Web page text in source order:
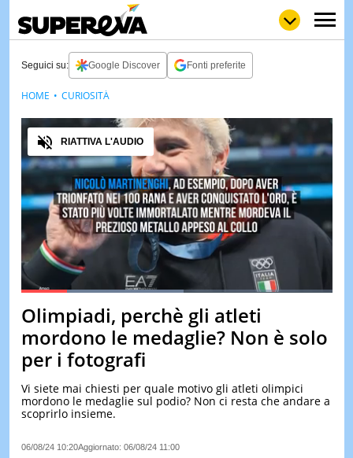
LOLGULP
LOVE
WOW
POP
NEWS
STORIE
& TV
TEST
&
DI
Seguici su: Google Discover Fonti preferite
Pause Unmute
Loaded:52.20%
Audio
RIATTIVA L'AUDIO
Olimpiadi, perchè gli atleti
mordono le medaglie? Non è solo
per i fotografi
Vi siete mai chiesti per quale motivo gli atleti olimpici
mordono le medaglie sul podio? Non ci resta che andare a
scoprirlo insieme.
06/08/24 10:20Aggiornato: 06/08/24 11:00
HOME CURIOSITÀ